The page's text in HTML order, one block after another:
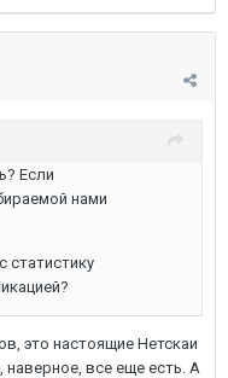
Если
нами
статистику
это настоящие Нетскаи
все еще есть. А